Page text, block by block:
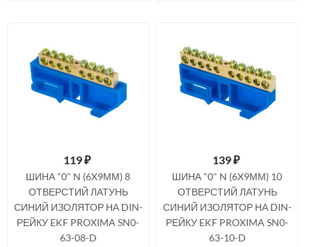
119₽
ШИНА "0" N (6X9ММ) 8
ОТВЕРСТИЙ ЛАТУНЬ
СИНИЙ ИЗОЛЯТОР НА DIN-
РЕЙКУ EKF PROXIMA SN0-
63-08-D
139₽
ШИНА "0" N (6X9ММ) 10
ОТВЕРСТИЙ ЛАТУНЬ
СИНИЙ ИЗОЛЯТОР НА DIN-
РЕЙКУ EKF PROXIMA SN0-
63-10-D